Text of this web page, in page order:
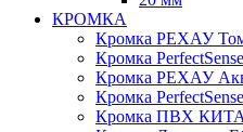
КРОМКА
Кромка PЕХАУ
Кромка
Кромка PЕХАУ
Кромка
Кромка ПВХ